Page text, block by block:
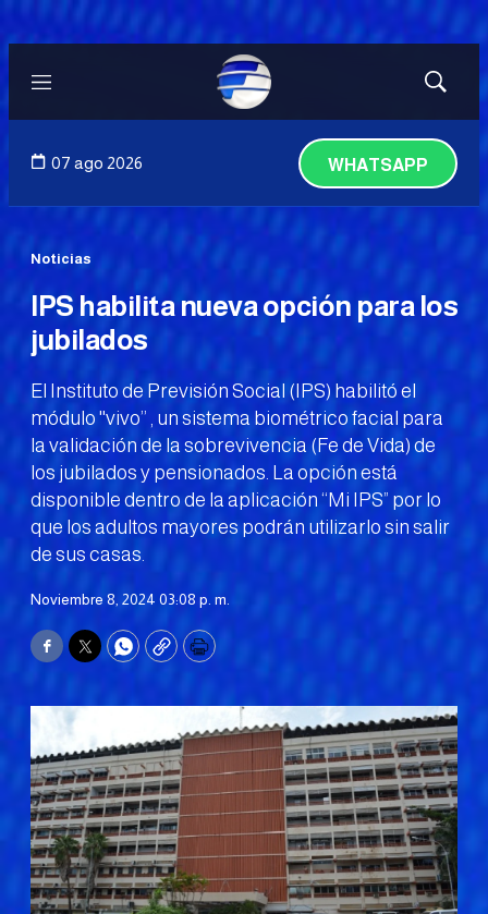
Menú
Mostrar
07 ago 2026 WHATSAPP
Noticias
IPS habilita nueva opción para los
jubilados
El Instituto de Previsión Social (IPS) habilitó el
módulo ''vivo’’ , un sistema biométrico facial para
la validación de la sobrevivencia (Fe de Vida) de
los jubilados y pensionados. La opción está
disponible dentro de la aplicación “Mi IPS” por lo
que los adultos mayores podrán utilizarlo sin salir
de sus casas.
Noviembre 8, 2024 03:08 p. m.
Facebook
TwitterWhatsApp
CopyPrint